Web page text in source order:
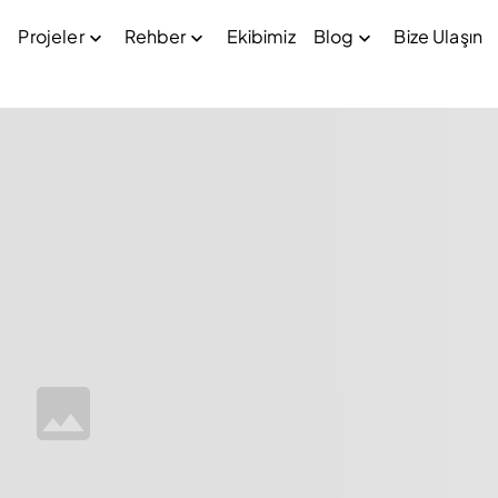
Projeler Rehber Ekibimiz Blog Bize Ulaşın